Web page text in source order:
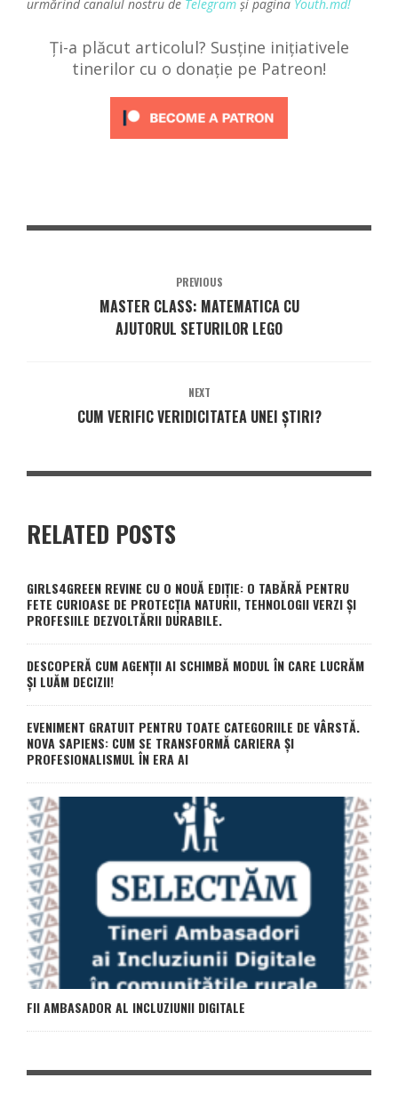
urmărind canalul nostru de Telegram și pagina Youth.md!
Ți-a plăcut articolul? Susține inițiativele
tinerilor cu o donație pe Patreon!
PREVIOUS
MASTER CLASS: MATEMATICA CU
AJUTORUL SETURILOR LEGO
NEXT
CUM VERIFIC VERIDICITATEA UNEI ȘTIRI?
RELATED POSTS
GIRLS4GREEN REVINE CU O NOUĂ EDIȚIE: O TABĂRĂ PENTRU
FETE CURIOASE DE PROTECȚIA NATURII, TEHNOLOGII VERZI ȘI
PROFESIILE DEZVOLTĂRII DURABILE.
DESCOPERĂ CUM AGENȚII AI SCHIMBĂ MODUL ÎN CARE LUCRĂM
ȘI LUĂM DECIZII!
EVENIMENT GRATUIT PENTRU TOATE CATEGORIILE DE VÂRSTĂ.
NOVA SAPIENS: CUM SE TRANSFORMĂ CARIERA ȘI
PROFESIONALISMUL ÎN ERA AI
FII AMBASADOR AL INCLUZIUNII DIGITALE